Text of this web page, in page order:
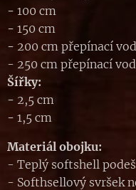
- 100 cm
- 150 cm
- 200 cm přepínací
- 250 cm přepínací
Šířky:
- 2,5 cm
- 1,5 cm
Materiál obojku:
- Teplý softshell
- Softhsellový svršek